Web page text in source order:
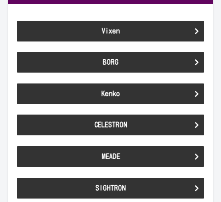
Vixen
BORG
Kenko
CELESTRON
MEADE
SIGHTRON